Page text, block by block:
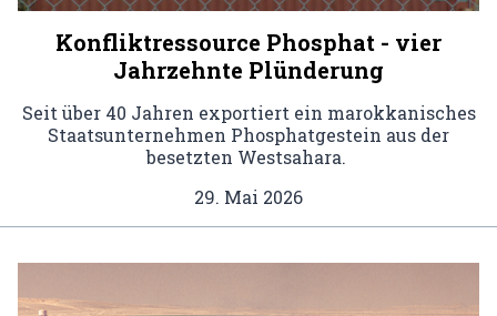
Konfliktressource Phosphat - vier
Jahrzehnte Plünderung
Seit über 40 Jahren exportiert ein marokkanisches
Staatsunternehmen Phosphatgestein aus der
besetzten Westsahara.
29. Mai 2026